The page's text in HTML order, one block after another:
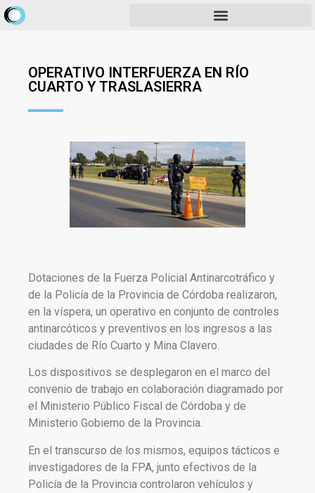
OPERATIVO INTERFUERZA EN RÍO
CUARTO Y TRASLASIERRA
Dotaciones de la Fuerza Policial Antinarcotráfico y
de la Policía de la Provincia de Córdoba realizaron,
en la víspera, un operativo en conjunto de controles
antinarcóticos y preventivos en los ingresos a las
ciudades de Río Cuarto y Mina Clavero.
Los dispositivos se desplegaron en el marco del
convenio de trabajo en colaboración diagramado por
el Ministerio Público Fiscal de Córdoba y de
Ministerio Gobierno de la Provincia.
En el transcurso de los mismos, equipos tácticos e
investigadores de la FPA, junto efectivos de la
Policía de la Provincia controlaron vehículos y